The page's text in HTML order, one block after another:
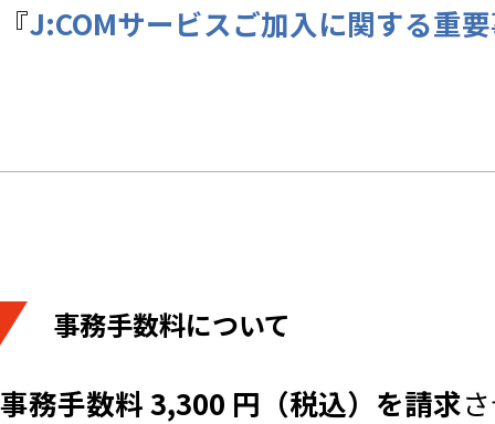
『J:COMサービスご加入に関する重
事務手数料について
事務手数料 3,300 円（税込）を請求